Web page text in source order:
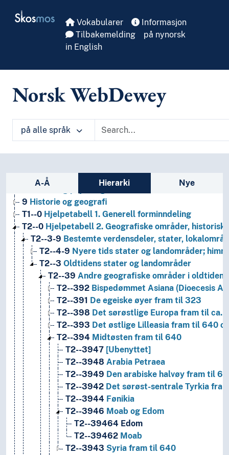
Skosmos Vokabularer
Informasjon
Tilbakemelding
på nynorsk
in English
Norsk WebDewey
på alle språk
Sidefelt: navigér i vokabularet på ulike
A-Å Hierarki Nye
9 Historie og geografi
T1--0 Hjelpetabell 1. Generell forminndeling
T2--0 Hjelpetabell 2. Geografiske områder,
T2--3-9 Bestemte verdensdeler, stater,
T2--4-9 Nyere tids stater og landområder;
T2--3 Oldtidens stater og landområder
T2--39 Andre geografiske områder i oldtiden
T2--392 Bispedømmet Asiana (Dioecesis
T2--391 De egeiske øyer fram til 323
T2--398 Det sørøstlige Europa fram til ca.
T2--393 Det østlige Lilleasia fram til 640
T2--394 Midtøsten fram til 640
T2--3947 [Ubenyttet]
T2--3948 Arabia Petraea
T2--3949 Den arabiske halvøy fram til
T2--3942 Det sørøst-sentrale Tyrkia
T2--3944 Fønikia
T2--3946 Moab og Edom
T2--39464 Edom
T2--39462 Moab
T2--3943 Syria fram til 640